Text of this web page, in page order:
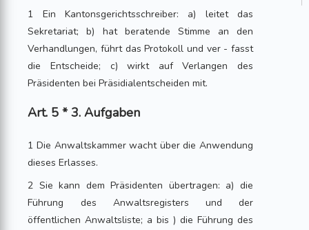
1 Ein Kantonsgerichtsschreiber: a) leitet das
Sekretariat; b) hat beratende Stimme an den
Verhandlungen, führt das Protokoll und ver - fasst
die Entscheide; c) wirkt auf Verlangen des
Präsidenten bei Präsidialentscheiden mit.
Art. 5 * 3. Aufgaben
1 Die Anwaltskammer wacht über die Anwendung
dieses Erlasses.
2 Sie kann dem Präsidenten übertragen: a) die
Führung des Anwaltsregisters und der
öffentlichen Anwaltsliste; a bis ) die Führung des